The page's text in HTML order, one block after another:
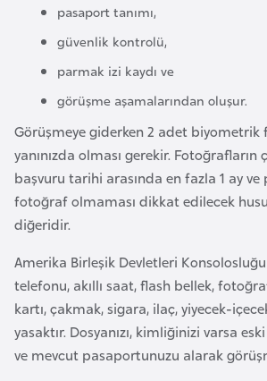
pasaport tanımı,
güvenlik kontrolü,
parmak izi kaydı ve
görüşme aşamalarından oluşur.
Görüşmeye giderken 2 adet biyometrik
yanınızda olması gerekir.
başvuru tarihi arasında en fazla 1 ay
fotoğraf olmaması dikkat edilecek
diğeridir.
Amerika Birleşik Devletleri
telefonu, akıllı saat, flash bellek,
kartı, çakmak, sigara, ilaç, yiyecek-
yasaktır. Dosyanızı, kimliğinizi varsa
ve mevcut pasaportunuzu alarak
B
e
n
i
n
B
o
s
n